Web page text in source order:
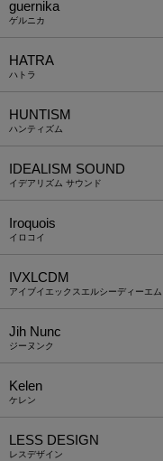
guernika
ゲルニカ
HATRA
ハトラ
HUNTISM
ハンティズム
IDEALISM SOUND
イデアリズム サウンド
Iroquois
イロコイ
IVXLCDM
アイブイエックスエルシーディーエム
Jih Nunc
ジーヌンク
Kelen
ケレン
LESS DESIGN
レスデザイン